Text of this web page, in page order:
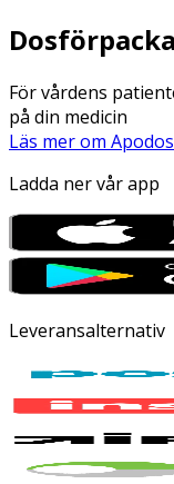
För vårdens
på din medicin
Läs mer om
Ladda ner vår app
Leveransalternativ